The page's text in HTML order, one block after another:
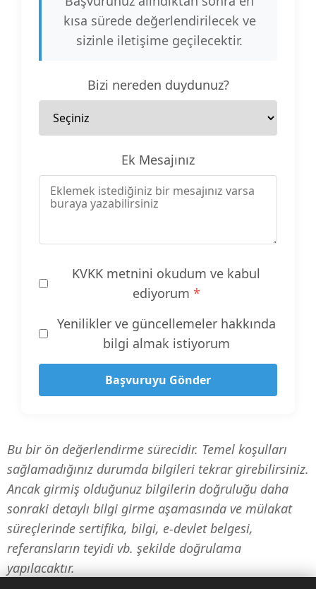
kısa sürede değerlendirilecek ve
sizinle iletişime geçilecektir.
Bizi nereden duydunuz?
Ek Mesajınız
KVKK metnini okudum ve kabul
ediyorum *
Yenilikler ve güncellemeler hakkında
bilgi almak istiyorum
Başvuruyu Gönder
Bu bir ön değerlendirme sürecidir. Temel koşulları
sağlamadığınız durumda bilgileri tekrar girebilirsiniz.
Ancak girmiş olduğunuz bilgilerin doğruluğu daha
sonraki detaylı bilgi girme aşamasında ve mülakat
süreçlerinde sertifika, bilgi, e-devlet belgesi,
referansların teyidi vb. şekilde doğrulama
yapılacaktır.